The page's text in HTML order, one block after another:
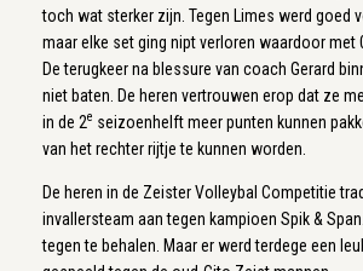
toch wat sterker zijn. Tegen Limes werd goed
maar elke set ging nipt verloren waardoor met
De terugkeer na blessure van coach Gerard
niet baten. De heren vertrouwen erop dat ze
in de 2e seizoenhelft meer punten kunnen
van het rechter rijtje te kunnen worden.
De heren in de Zeister Volleybal Competitie
invallersteam aan tegen kampioen Spik &
tegen te behalen. Maar er werd terdege een